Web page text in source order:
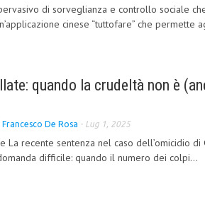
di sorveglianza e controllo sociale
cinese “tuttofare” che permette
quando la crudeltà non è
Francesco De Rosa - Lug 1, 2025
La recente sentenza nel caso dell’omicidio di
difficile: quando il numero dei colpi...